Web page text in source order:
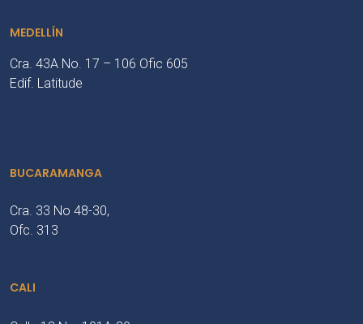
MEDELLÍN
Cra. 43A No. 17 – 106 Ofic 605
Edif. Latitude
BUCARAMANGA
Cra. 33 No 48-30,
Ofc. 313
CALI